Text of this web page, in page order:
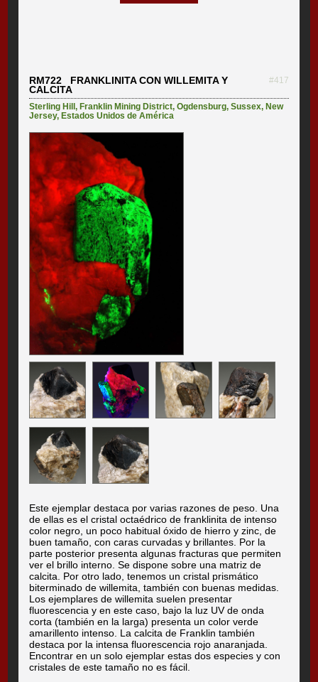
RM722 FRANKLINITA CON WILLEMITA Y
CALCITA
#417
Sterling Hill, Franklin Mining District,Ogdensburg,Sussex, New
Jersey, Estados Unidos de América
Este ejemplar destaca por varias razones de peso. Una
de ellas es el cristal octaédrico de franklinita de intenso
color negro, un poco habitual óxido de hierro y zinc, de
buen tamaño, con caras curvadas y brillantes. Por la
parte posterior presenta algunas fracturas que permiten
ver el brillo interno. Se dispone sobre una matriz de
calcita. Por otro lado, tenemos un cristal prismático
biterminado de willemita, también con buenas medidas.
Los ejemplares de willemita suelen presentar
fluorescencia y en este caso, bajo la luz UV de onda
corta (también en la larga) presenta un color verde
amarillento intenso. La calcita de Franklin también
destaca por la intensa fluorescencia rojo anaranjada.
Encontrar en un solo ejemplar estas dos especies y con
cristales de este tamaño no es fácil.